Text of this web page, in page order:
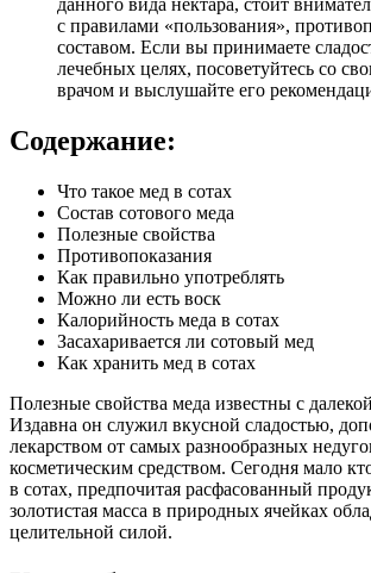
с правилами «пользования»,
составом. Если вы принимаете
лечебных целях, посоветуйтесь со
врачом и выслушайте его
Содержание:
Что такое мед в сотах
Состав сотового меда
Полезные свойства
Противопоказания
Как правильно употреблять
Можно ли есть воск
Калорийность меда в сотах
Засахаривается ли сотовый мед
Как хранить мед в сотах
Полезные свойства меда известны с
Издавна он служил вкусной сладостью,
лекарством от самых разнообразных
косметическим средством. Сегодня мало
в сотах, предпочитая расфасованный
золотистая масса в природных ячейках
целительной силой.